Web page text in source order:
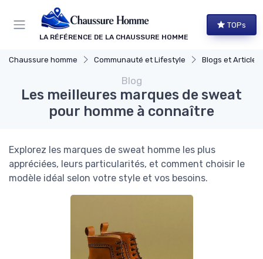
LA RÉFÉRENCE DE LA CHAUSSURE HOMME
TOPs
Chaussure homme Communauté et Lifestyle Blogs et Articles
Blog
Les meilleures marques de sweat
pour homme à connaître
Explorez les marques de sweat homme les plus
appréciées, leurs particularités, et comment choisir le
modèle idéal selon votre style et vos besoins.
Panneau de gestion des cookies